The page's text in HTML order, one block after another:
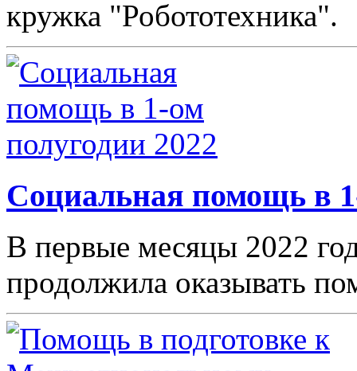
кружка "Робототехника".
Социальная помощь в
В первые месяцы 2022
продолжила оказывать